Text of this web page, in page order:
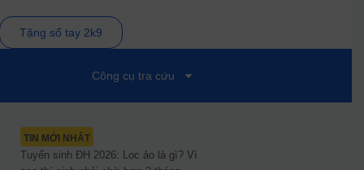
Tặng sổ tay 2k9
Công cụ tra cứu
TIN MỚI NHẤT
Tuyển sinh ĐH 2026: Lọc ảo là gì? Vì